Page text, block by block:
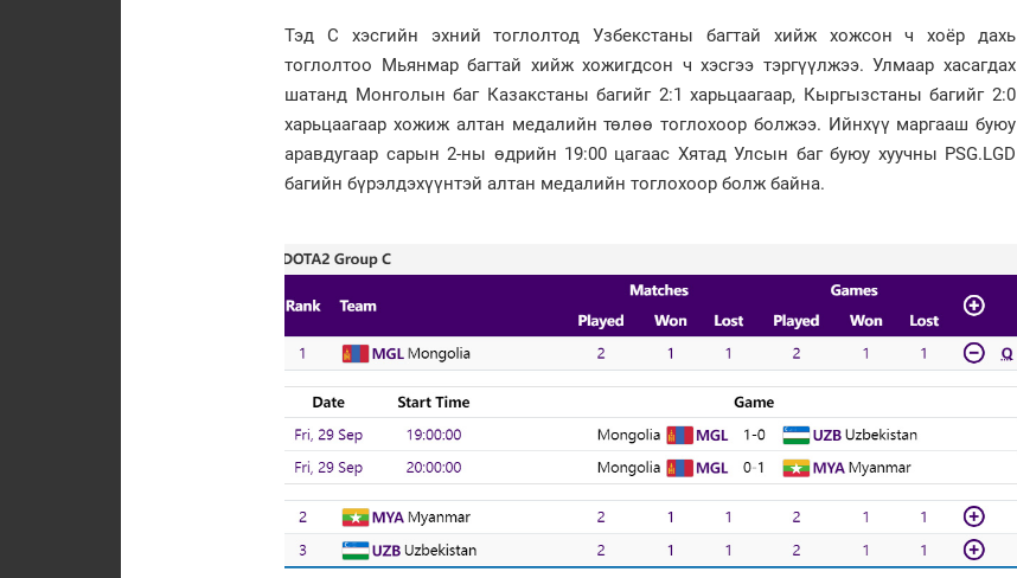
Тэд С хэсгийн эхний тоглолтод Узбекстаны багтай хийж хожсон ч хоёр дахь
тоглолтоо Мьянмар багтай хийж хожигдсон ч хэсгээ тэргүүлжээ. Улмаар хасагдах
шатанд Монголын баг Казакстаны багийг 2:1 харьцаагаар, Кыргызстаны багийг 2:0
харьцаагаар хожиж алтан медалийн төлөө тоглохоор болжээ. Ийнхүү маргааш буюу
аравдугаар сарын 2-ны өдрийн 19:00 цагаас Хятад Улсын баг буюу хуучны PSG.LGD
багийн бүрэлдэхүүнтэй алтан медалийн тоглохоор болж байна.